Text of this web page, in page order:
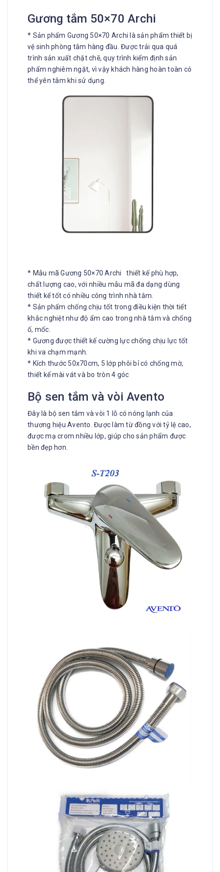
Gương tắm 50×70 Archi
* Sản phẩm Gương 50×70 Archi là sản phẩm thiết bị
vệ sinh phòng tắm hàng đầu. Được trải qua quá
trình sản xuất chặt chẽ, quy trình kiểm định sản
phẩm nghiêm ngặt, vì vậy khách hàng hoàn toàn có
thể yên tâm khi sử dụng.
* Mẫu mã Gương 50×70 Archi thiết kế phù hợp,
chất lượng cao, với nhiều mẫu mã đa dạng dùng
thiết kể tốt có nhiều công trình nhà tắm.
* Sản phẩm chống chịu tốt trong điều kiện thời tiết
khắc nghiệt như độ ẩm cao trong nhà tắm và chống
ố, mốc.
* Gương được thiết kế cường lực chống chịu lực tốt
khi va chạm mạnh.
* Kích thước 50x70cm, 5 lớp phôi bỉ có chống mờ,
thiết kế mài vát và bo tròn 4 góc
Bộ sen tắm và vòi Avento
Đây là bộ sen tắm và vòi 1 lỗ có nóng lạnh của
thương hiệu Avento. Được làm từ đồng với tỷ lệ cao,
được mạ crom nhiều lớp, giúp cho sản phẩm được
bền đẹp hơn.